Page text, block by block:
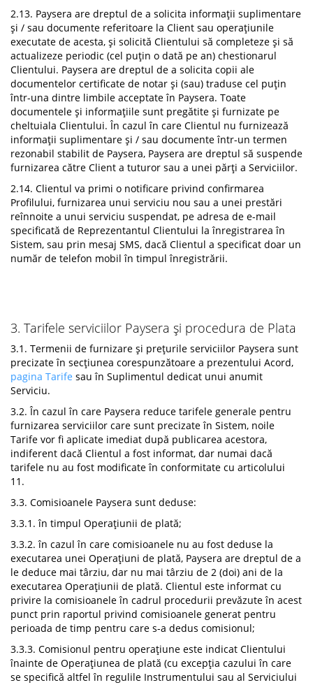
2.13. Paysera are dreptul de a solicita informații suplimentare
și / sau documente referitoare la Client sau operațiunile
executate de acesta, și solicită Clientului să completeze și să
actualizeze periodic (cel puțin o dată pe an) chestionarul
Clientului. Paysera are dreptul de a solicita copii ale
documentelor certificate de notar și (sau) traduse cel puțin
într-una dintre limbile acceptate în Paysera. Toate
documentele și informațiile sunt pregătite și furnizate pe
cheltuiala Clientului. În cazul în care Clientul nu furnizează
informații suplimentare și / sau documente într-un termen
rezonabil stabilit de Paysera, Paysera are dreptul să suspende
furnizarea către Client a tuturor sau a unei părți a Serviciilor.
2.14. Clientul va primi o notificare privind confirmarea
Profilului, furnizarea unui serviciu nou sau a unei prestări
reînnoite a unui serviciu suspendat, pe adresa de e-mail
specificată de Reprezentantul Clientului la înregistrarea în
Sistem, sau prin mesaj SMS, dacă Clientul a specificat doar un
număr de telefon mobil în timpul înregistrării.
3. Tarifele serviciilor Paysera și procedura de Plata
3.1. Termenii de furnizare și prețurile serviciilor Paysera sunt
precizate în secțiunea corespunzătoare a prezentului Acord,
pagina Tarife sau în Suplimentul dedicat unui anumit
Serviciu.
3.2. În cazul în care Paysera reduce tarifele generale pentru
furnizarea serviciilor care sunt precizate în Sistem, noile
Tarife vor fi aplicate imediat după publicarea acestora,
indiferent dacă Clientul a fost informat, dar numai dacă
tarifele nu au fost modificate în conformitate cu articolului
11.
3.3. Comisioanele Paysera sunt deduse:
3.3.1. în timpul Operațiunii de plată;
3.3.2. în cazul în care comisioanele nu au fost deduse la
executarea unei Operațiuni de plată, Paysera are dreptul de a
le deduce mai târziu, dar nu mai târziu de 2 (doi) ani de la
executarea Operațiunii de plată. Clientul este informat cu
privire la comisioanele în cadrul procedurii prevăzute în acest
punct prin raportul privind comisioanele generat pentru
perioada de timp pentru care s-a dedus comisionul;
3.3.3. Comisionul pentru operațiune este indicat Clientului
înainte de Operațiunea de plată (cu excepția cazului în care
se specifică altfel în regulile Instrumentului sau al Serviciului